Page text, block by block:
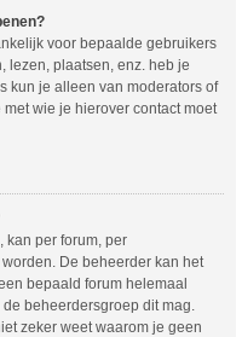
voor bepaalde gebruikers
lezen, plaatsen, enz. heb je
kun je alleen van moderators of
wie je hierover contact moet
kan per forum, per
De beheerder kan het
bepaald forum helemaal
beheerdersgroep dit mag.
zeker weet waarom je geen